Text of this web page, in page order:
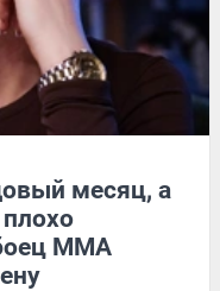
месяц, а
ММА